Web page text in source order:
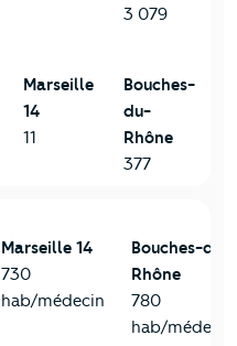
3 079
Marseille
14
11
Bouches-
du-
Rhône
377
Marseille 14
730
hab/médecin
Bouches-du-
Rhône
780
hab/médecin